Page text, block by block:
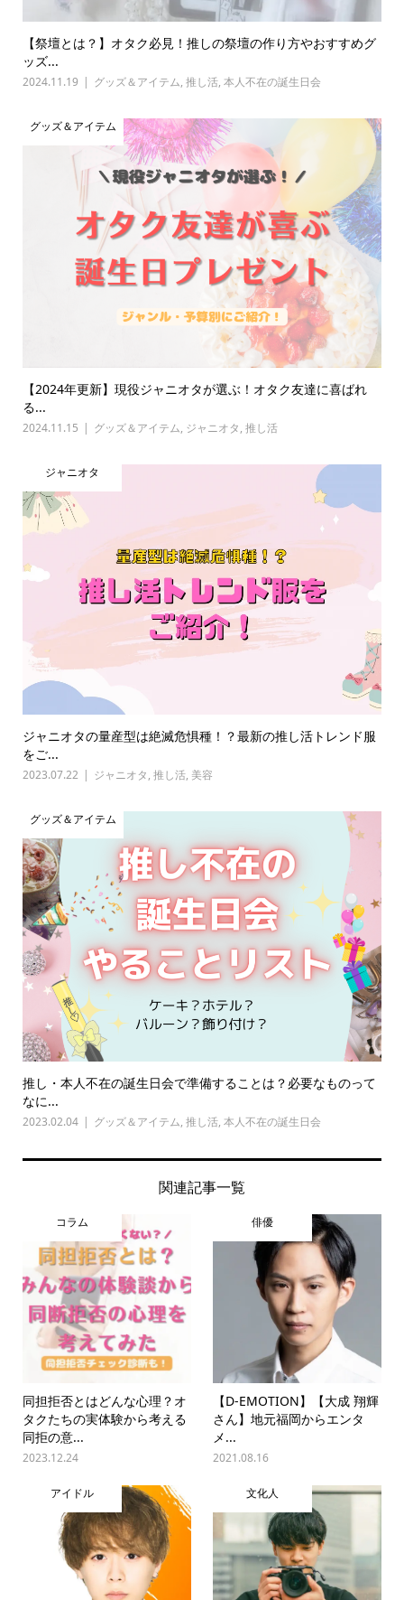
【祭壇とは？】オタク必見！推しの祭壇の作り方やおすすめグ
ッズ...
2024.11.19 グッズ＆アイテム, 推し活, 本人不在の誕生日会
グッズ＆アイテム
【2024年更新】現役ジャニオタが選ぶ！オタク友達に喜ばれ
る...
2024.11.15 グッズ＆アイテム, ジャニオタ, 推し活
ジャニオタ
ジャニオタの量産型は絶滅危惧種！？最新の推し活トレンド服
をご...
2023.07.22 ジャニオタ, 推し活, 美容
グッズ＆アイテム
推し・本人不在の誕生日会で準備することは？必要なものって
なに...
2023.02.04 グッズ＆アイテム, 推し活, 本人不在の誕生日会
関連記事一覧
コラム
同担拒否とはどんな心理？オ
タクたちの実体験から考える
同拒の意...
2023.12.24
俳優
【D-EMOTION】【大成 翔輝
さん】地元福岡からエンタ
メ...
2021.08.16
アイドル 文化人